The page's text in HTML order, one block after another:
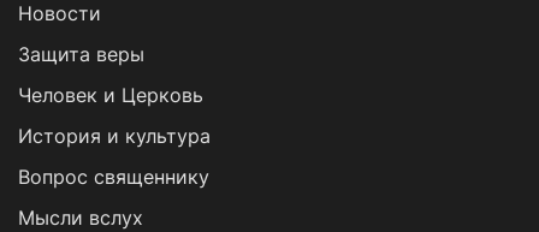
Новости
Защита веры
Человек и Церковь
История и культура
Вопрос священнику
Мысли вслух